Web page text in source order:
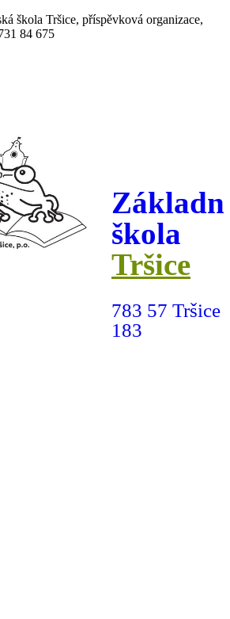
škola Tršice, příspěvková organizace,
84 675
škola
Tršice
783 57 Tršice
183